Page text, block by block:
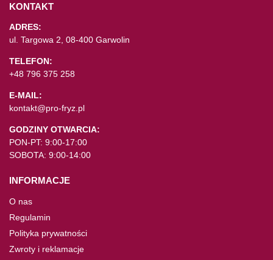
KONTAKT
ADRES:
ul. Targowa 2, 08-400 Garwolin
TELEFON:
+48 796 375 258
E-MAIL:
kontakt@pro-fryz.pl
GODZINY OTWARCIA:
PON-PT: 9:00-17:00
SOBOTA: 9:00-14:00
INFORMACJE
O nas
Regulamin
Polityka prywatności
Zwroty i reklamacje